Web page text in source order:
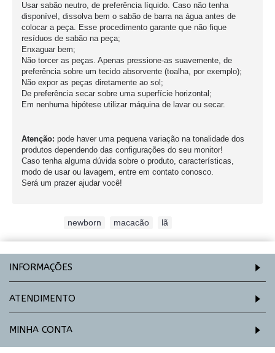
Usar sabão neutro, de preferência líquido. Caso não tenha
disponível, dissolva bem o sabão de barra na água antes de
colocar a peça. Esse procedimento garante que não fique
resíduos de sabão na peça;
Enxaguar bem;
Não torcer as peças. Apenas pressione-as suavemente, de
preferência sobre um tecido absorvente (toalha, por exemplo);
Não expor as peças diretamente ao sol;
De preferência secar sobre uma superfície horizontal;
Em nenhuma hipótese utilizar máquina de lavar ou secar.
Atenção: pode haver uma pequena variação na tonalidade dos
produtos dependendo das configurações do seu monitor!
Caso tenha alguma dúvida sobre o produto, características,
modo de usar ou lavagem, entre em contato conosco.
Será um prazer ajudar você!
newborn macacão lã
INFORMAÇÕES
ATENDIMENTO
MINHA CONTA